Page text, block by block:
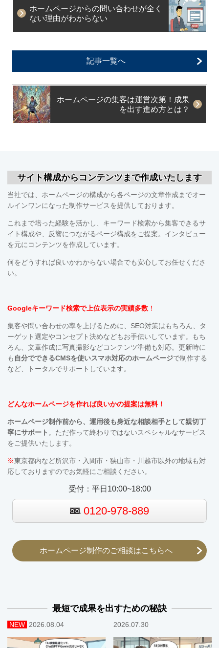
ホームページからの問い合わせが全く
ない理由がわからない
記事一覧へ
ホームページの集客は運営次第！成果
を出す進め方とは？
サイト構成からコンテンツまで作成いたします
当社では、ホームページの構成から各ページの文章作成までオー
ルインワンになった制作サービスを提供しております。
これまで培った経験を活かし、キーワード検索から集客できるサ
イト構成や、反響につながるページ構成をご提案。インタビュー
を元にコンテンツを作成しています。
何をどうすれば良いかわからない場合でも安心してお任せくださ
い。
Googleキーワード検索で上位表示の実績多数 ！
集客や問い合わせの率を上げるために、SEO対策はもちろん、タ
ーゲット選定やコンセプト決めなどもお手伝いしています。もち
ろん、文章作成に写真撮影などコンテンツ準備も対応。更新時に
も 自分でできるCMSを使いスマホ対応のホームページで制作する
など、トータルでサポートしています。
どんなホームページを作れば良いかの提案は無料！
ホームページ制作前から、運用後も身近な相談相手として親切丁
寧にサポート 。ただ作って終わりではないスペシャルなサービス
をご提供いたします。
※東京都内など所沢市・入間市・狭山市・川越市以外の地域も対
応しておりますのでお気軽にご相談ください。
受付：平日10:00~18:00
0120-978-889
ホームページ制作のご相談はこちらへ
最短で成果を出すための秘訣
NEW 2026.08.04 2026.07.30